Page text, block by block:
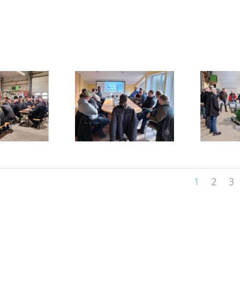
1 2 3